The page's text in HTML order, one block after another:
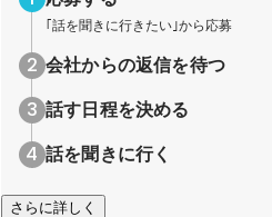
｢話を聞きに行きたい｣から応募
会社からの返信を待つ
話す日程を決める
話を聞きに行く
さらに詳しく